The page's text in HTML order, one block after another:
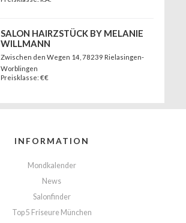
SALON HAIRZSTÜCK BY MELANIE
WILLMANN
Zwischen den Wegen 14, 78239 Rielasingen-
Worblingen
Preisklasse: €€
INFORMATION
Mondkalender
News
Salonfinder
Top 5 Friseure München